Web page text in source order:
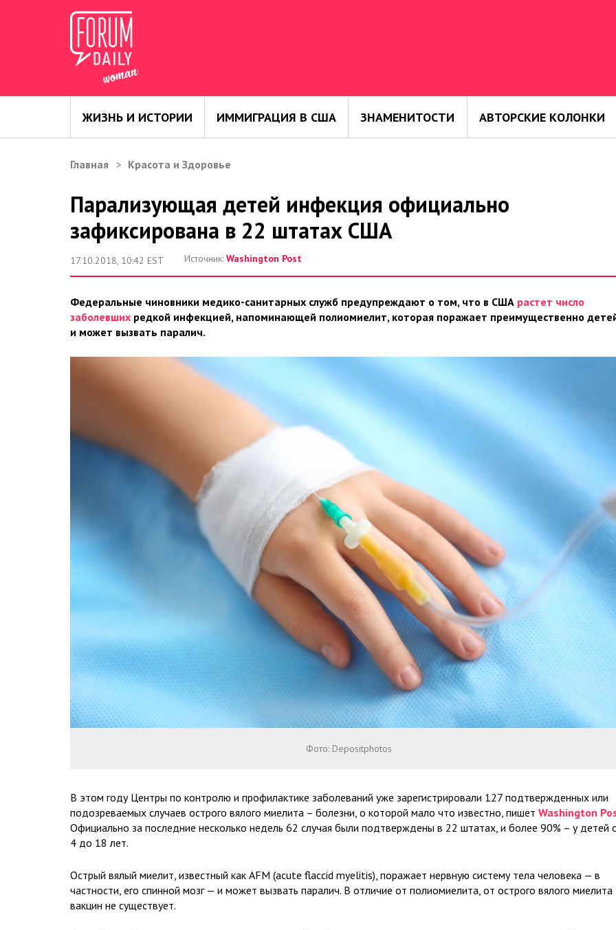
ЖИЗНЬ И ИСТОРИИ ИММИГРАЦИЯ В США ЗНАМЕНИТОСТИ АВТОРСКИЕ КОЛОНКИ
Главная Красота и Здоровье
Парализующая детей инфекция официально
зафиксирована в 22 штатах США
17.10.2018, 10:42 EST Источник: Washington Post
Федеральные чиновники медико-санитарных служб предупреждают о том, что в США растет число
заболевших редкой инфекцией, напоминающей полиомиелит, которая поражает преимущественно
и может вызвать паралич.
Фото: Depositphotos
В этом году Центры по контролю и профилактике заболеваний уже зарегистрировали 127 подтвержденных или
подозреваемых случаев острого вялого миелита – болезни, о которой мало что известно, пишет Washington
Официально за последние несколько недель 62 случая были подтверждены в 22 штатах, и более 90% – у детей
4 до 18 лет.
Острый вялый миелит, известный как AFM (acute flaccid myelitis), поражает нервную систему тела человека — в
частности, его спинной мозг — и может вызвать паралич. В отличие от полиомиелита, от острого вялого миелита
вакцин не существует.